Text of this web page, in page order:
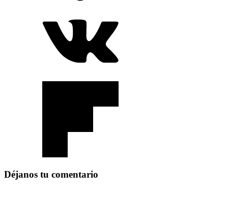
Déjanos tu comentario